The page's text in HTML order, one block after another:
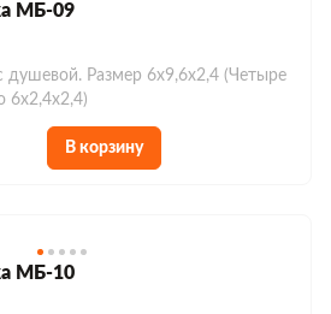
МБ-09
душевой. Размер 6х9,6х2,4 (Четыре
6х2,4х2,4)
В корзину
МБ-10